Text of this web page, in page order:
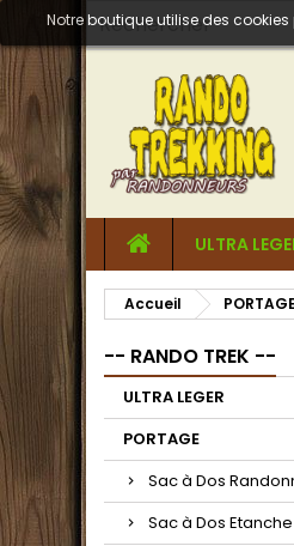
Notre boutique utilise des
ULTRA
Accueil PORTAGE
-- RANDO TREK --
ULTRA LEGER
PORTAGE
Sac à Dos
Sac à Dos Etanche